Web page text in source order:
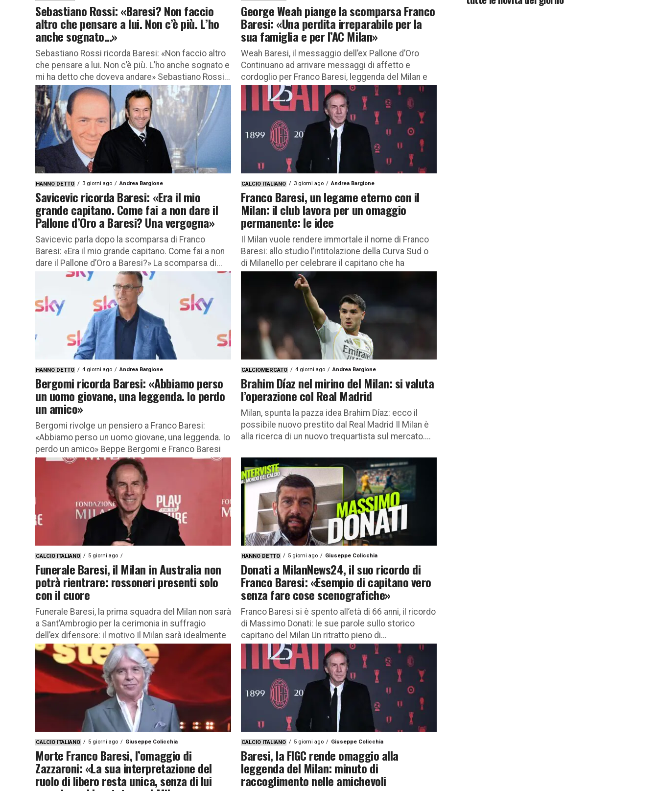
Sebastiano Rossi: «Baresi? Non faccio
altro che pensare a lui. Non c’è più. L’ho
anche sognato…»
Sebastiano Rossi ricorda Baresi: «Non faccio altro
che pensare a lui. Non c’è più. L’ho anche sognato e
mi ha detto che doveva andare» Sebastiano Rossi...
George Weah piange la scomparsa Franco
Baresi: «Una perdita irreparabile per la
sua famiglia e per l’AC Milan»
Weah Baresi, il messaggio dell’ex Pallone d’Oro
Continuano ad arrivare messaggi di affetto e
cordoglio per Franco Baresi, leggenda del Milan e
del calcio italiano scomparsa...
HANNO DETTO 3 giorni ago Andrea Bargione
Savicevic ricorda Baresi: «Era il mio
grande capitano. Come fai a non dare il
Pallone d’Oro a Baresi? Una vergogna»
Savicevic parla dopo la scomparsa di Franco
Baresi: «Era il mio grande capitano. Come fai a non
dare il Pallone d’Oro a Baresi?» La scomparsa di...
CALCIO ITALIANO 3 giorni ago Andrea Bargione
Franco Baresi, un legame eterno con il
Milan: il club lavora per un omaggio
permanente: le idee
Il Milan vuole rendere immortale il nome di Franco
Baresi: allo studio l’intitolazione della Curva Sud o
di Milanello per celebrare il capitano che ha
segnato...
HANNO DETTO 4 giorni ago Andrea Bargione
Bergomi ricorda Baresi: «Abbiamo perso
un uomo giovane, una leggenda. Io perdo
un amico»
Bergomi rivolge un pensiero a Franco Baresi:
«Abbiamo perso un uomo giovane, una leggenda. Io
perdo un amico» Beppe Bergomi e Franco Baresi
hanno incarnato l’Inter...
CALCIOMERCATO 4 giorni ago Andrea Bargione
Brahim Díaz nel mirino del Milan: si valuta
l’operazione col Real Madrid
Milan, spunta la pazza idea Brahim Díaz: ecco il
possibile nuovo prestito dal Real Madrid Il Milan è
alla ricerca di un nuovo trequartista sul mercato....
CALCIO ITALIANO 5 giorni ago
Funerale Baresi, il Milan in Australia non
potrà rientrare: rossoneri presenti solo
con il cuore
Funerale Baresi, la prima squadra del Milan non sarà
a Sant’Ambrogio per la cerimonia in suffragio
dell’ex difensore: il motivo Il Milan sarà idealmente
tutto accanto...
HANNO DETTO 5 giorni ago Giuseppe Colicchia
Donati a MilanNews24, il suo ricordo di
Franco Baresi: «Esempio di capitano vero
senza fare cose scenografiche»
Franco Baresi si è spento all’età di 66 anni, il ricordo
di Massimo Donati: le sue parole sullo storico
capitano del Milan Un ritratto pieno di...
CALCIO ITALIANO 5 giorni ago Giuseppe Colicchia
Morte Franco Baresi, l’omaggio di
Zazzaroni: «La sua interpretazione del
ruolo di libero resta unica, senza di lui
CALCIO ITALIANO 5 giorni ago Giuseppe Colicchia
Baresi, la FIGC rende omaggio alla
leggenda del Milan: minuto di
raccoglimento nelle amichevoli